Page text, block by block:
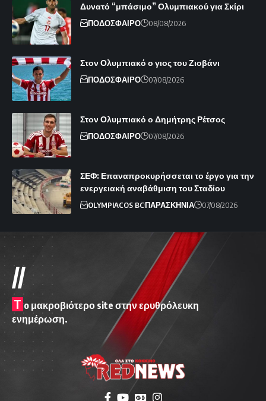
Δυνατό “μπάσιμο” Ολυμπιακού για Σκίρι
ΠΟΔΟΣΦΑΙΡΟ 08/08/2026
Στον Ολυμπιακό ο γιος του Ζιοβάνι
ΠΟΔΟΣΦΑΙΡΟ 07/08/2026
Στον Ολυμπιακό ο Δημήτρης Ρέτσος
ΠΟΔΟΣΦΑΙΡΟ 07/08/2026
ΣΕΦ: Επαναπροκυρήσσεται το έργο για την
ενεργειακή αναβάθμιση του Σταδίου
OLYMPIACOS BCΠΑΡΑΣΚΗΝΙΑ 07/08/2026
//
T o μακροβιότερο site στην ερυθρόλευκη
ενημέρωση.